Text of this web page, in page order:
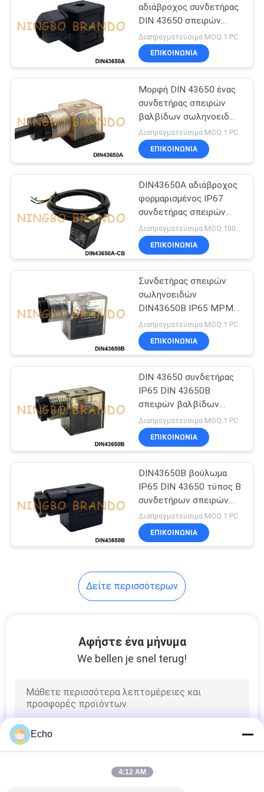
Βαλβίδα
σωληνοειδών
ψύξης
484
πνευματικές
συναρμολογήσεις
μανικών
Κυλίνδρων με
πεπιεσμένο αέρα
233
Lubricator
ρυθμιστών φίλτρων
109
βαλβίδων
Συνδετήρας
σπειρών
σωληνοειδών
αδιάβροχος συνδετήρας
DIN 43650 σπειρών
βαλβίδων σωληνοειδών
IP67 διαμορφώνει το Α
Διαπραγματεύσιμα MOQ:1 PC
ΕΠΙΚΟΙΝΩΝΙΑ
Μορφή DIN 43650 ένας
συνδετήρας σπειρών
βαλβίδων σωληνοειδών
με το καλώδιο DIN
43650A
Διαπραγματεύσιμα MOQ:1 PC
ΕΠΙΚΟΙΝΩΝΙΑ
DIN43650A αδιάβροχος
φορμαρισμένος IP67
συνδετήρας σπειρών
βαλβίδων σωληνοειδών
καλωδίων με τις
οδηγήσεις
Διαπραγματεύσιμα MOQ:100pcs
ΕΠΙΚΟΙΝΩΝΙΑ
Συνδετήρας σπειρών
σωληνοειδών
DIN43650B IP65 MPM
με το DIN 43650 έντυπο
Β των οδηγήσεων
Διαπραγματεύσιμα MOQ:1 PC
ΕΠΙΚΟΙΝΩΝΙΑ
DIN 43650 συνδετήρας
IP65 DIN 43650B
σπειρών βαλβίδων
σωληνοειδών εντύπου
Β MPM
Διαπραγματεύσιμα MOQ:1 PC
ΕΠΙΚΟΙΝΩΝΙΑ
DIN43650B βούλωμα
IP65 DIN 43650 τύπος Β
συνδετήρων σπειρών
βαλβίδων σωληνοειδών
Διαπραγματεύσιμα MOQ:1 PC
ΕΠΙΚΟΙΝΩΝΙΑ
Δείτε περισσότερων
Αφήστε ένα μήνυμα
We bellen je snel terug!
Echo
4:12 AM